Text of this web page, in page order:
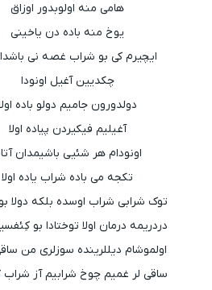
هامی منه اولوبدور اوزاق
یوخ منه باده دن یاخینی
ایچیرم کی بو شراب غصه نی
چکدیین آغیل اونودا
دولدورون جامیم دولو باده
آغیلیم فیکیردن پیاده اولا
اونودام هر شئیی باشیمدان
تکجه می باده شراب یاده اولا
توک شرابی شراب اوسده بلکه دولا
دردریمه درمان اولا توختادا بو
اولموشام دیللرینده سوزلری من
ساقی لر غمیم چوخ شرابیم آز شراب